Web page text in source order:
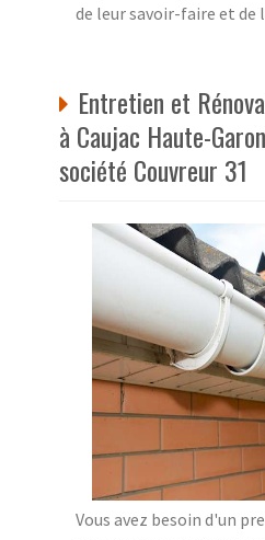
de leur savoir-faire et de
Entretien et
à Caujac Haute-
société Couvreur 31
Vous avez besoin d'un